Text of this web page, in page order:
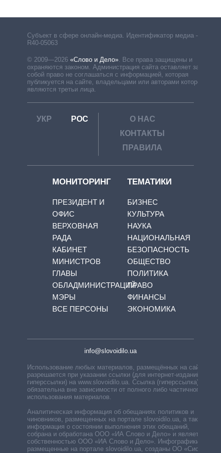
Субъект в сфере онлайн-медиа. Идентификатор медиа –
R40-05063
© 2009—2026 «Слово и Дело». Все права защищены и
охраняются законом. Администрация сайта оставляет за
собой право не соглашаться с информацией, которая
публикуется на сайте, владельцами или авторами которой
являются третьи лица.
УКР РОС
О НАС
КОНТАКТЫ
ПРАВИЛА
МОНИТОРИНГ
ПРЕЗИДЕНТ И
ОФИС
ВЕРХОВНАЯ
РАДА
КАБИНЕТ
МИНИСТРОВ
ГЛАВЫ
ОБЛАДМИНИСТРАЦИЙ
МЭРЫ
ВСЕ ПЕРСОНЫ
ТЕМАТИКИ
БИЗНЕС
КУЛЬТУРА
НАУКА
НАЦИОНАЛЬНАЯ
БЕЗОПАСНОСТЬ
ОБЩЕСТВО
ПОЛИТИКА
ПРАВО
ФИНАНСЫ
ЭКОНОМИКА
info@slovoidilo.ua
Использование любых материалов, размещённых на сайте,
разрешается при указании ссылки (для интернет-изданий —
гиперссылки) на www.slovoidilo.ua. Ссылка (гиперссылка)
обязательна вне зависимости от полного либо частичного
использования материалов.
Аналитическая информация об обещаниях политиков и
чиновников, размещенных на портале slovoidilo.ua, а также
информация о состоянии выполнения этих обещаний,
собрана и обработана ООО «ИА Слово и Дело» и является
собственностью ООО «ИА Слово и Дело». Инфографики,
размещенные на портале slovoidilo.ua, созданы ОО «Система